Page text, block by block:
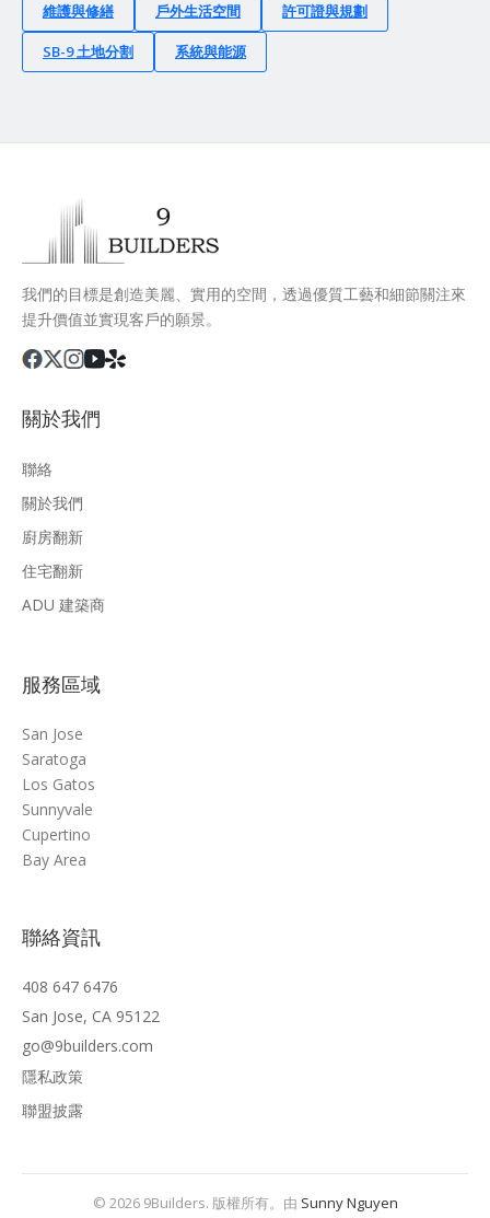
維護與修繕 戶外生活空間 許可證與規劃
SB-9 土地分割 系統與能源
我們的目標是創造美麗、實用的空間，透過優質工藝和細節關注來
提升價值並實現客戶的願景。
關於我們
聯絡
關於我們
廚房翻新
住宅翻新
ADU 建築商
服務區域
San Jose
Saratoga
Los Gatos
Sunnyvale
Cupertino
Bay Area
聯絡資訊
408 647 6476
San Jose, CA 95122
go@9builders.com
隱私政策
聯盟披露
© 2026 9Builders. 版權所有。由 Sunny Nguyen